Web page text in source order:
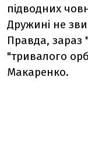
підводних
Дружині не
Правда, зараз
"тривалого
Макаренко.